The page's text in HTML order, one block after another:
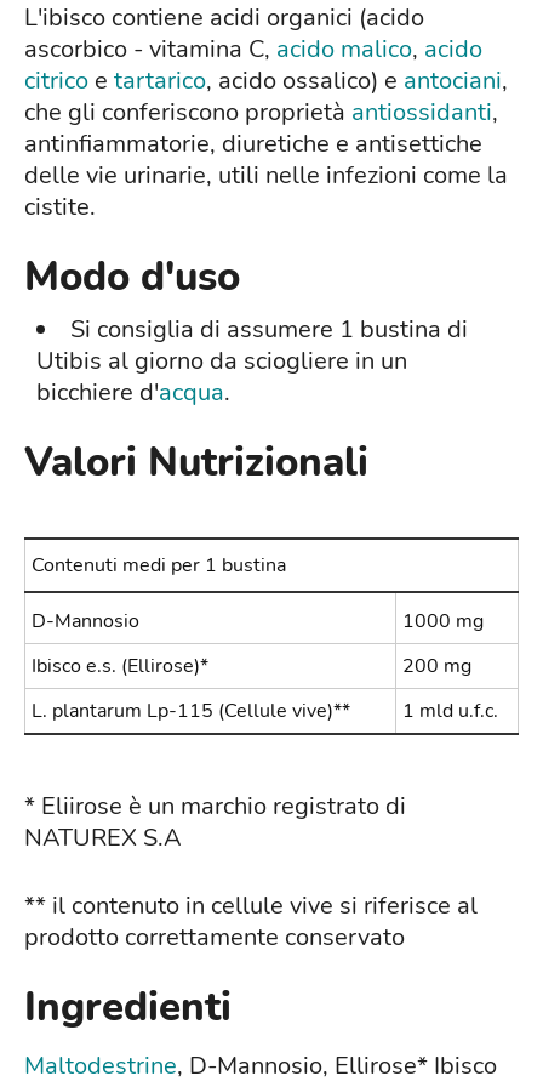
L'ibisco contiene acidi organici (acido
ascorbico - vitamina C, acido malico, acido
citrico e tartarico, acido ossalico) e antociani,
che gli conferiscono proprietà antiossidanti,
antinfiammatorie, diuretiche e antisettiche
delle vie urinarie, utili nelle infezioni come la
cistite.
Modo d'uso
Si consiglia di assumere 1 bustina di
Utibis al giorno da sciogliere in un
bicchiere d'acqua.
Valori Nutrizionali
Contenuti medi per 1 bustina
D-Mannosio
1000 mg
Ibisco e.s. (Ellirose)*
200 mg
L. plantarum Lp-115 (Cellule vive)**
1 mld u.f.c.
* Eliirose è un marchio registrato di
NATUREX S.A
** il contenuto in cellule vive si riferisce al
prodotto correttamente conservato
Ingredienti
Maltodestrine, D-Mannosio, Ellirose* Ibisco